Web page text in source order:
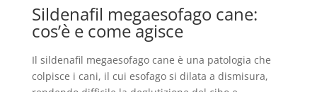
Sildenafil megaesofago cane:
cos’è e come agisce
Il sildenafil megaesofago cane è una patologia che
colpisce i cani, il cui esofago si dilata a dismisura,